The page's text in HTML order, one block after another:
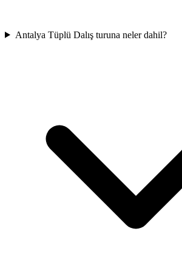
Antalya Tüplü Dalış turuna neler dahil?